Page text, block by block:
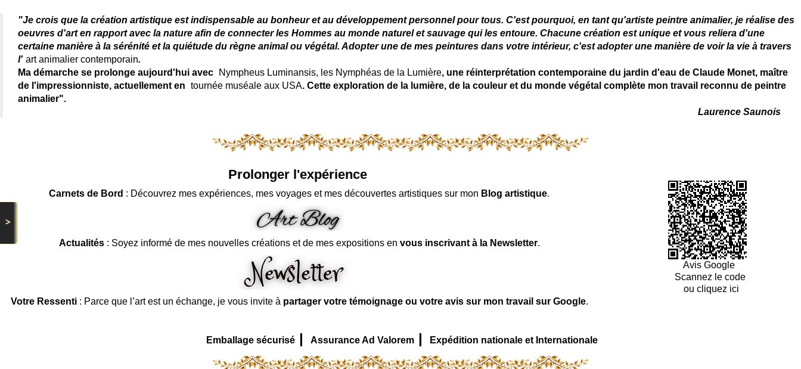
>
"Je crois que la création artistique est indispensable au bonheur et au développement personnel pour tous. C'est pourquoi, en tant qu'artiste peintre animalier, je réalise des
oeuvres d'art en rapport avec la nature afin de connecter les Hommes au monde naturel et sauvage qui les entoure. Chacune création est unique et vous reliera d'une
certaine manière à la sérénité et la quiétude du règne animal ou végétal. Adopter une de mes peintures dans votre intérieur, c'est adopter une manière de voir la vie à travers
l' art animalier contemporain.
Ma démarche se prolonge aujourd'hui avec
Nympheus Luminansis, les Nymphéas de la Lumière, une réinterprétation contemporaine du jardin d'eau de Claude Monet, maître
de l'impressionniste, actuellement en tournée muséale aux USA. Cette exploration de la lumière, de la couleur et du monde végétal complète mon travail reconnu de peintre
animalier".
Laurence Saunois
Prolonger l'expérience
Carnets de Bord : Découvrez mes expériences, mes voyages et mes découvertes artistiques sur mon Blog artistique.
Actualités: Soyez informé de mes nouvelles créations et de mes expositions en vous inscrivant à la Newsletter.
Votre Ressenti: Parce que l’art est un échange, je vous invite à partager votre témoignage ou votre avis sur mon travail sur Google.
Avis Google
Scannez le code
ou cliquez ici
Emballage sécurisé | Assurance Ad Valorem | Expédition nationale et Internationale